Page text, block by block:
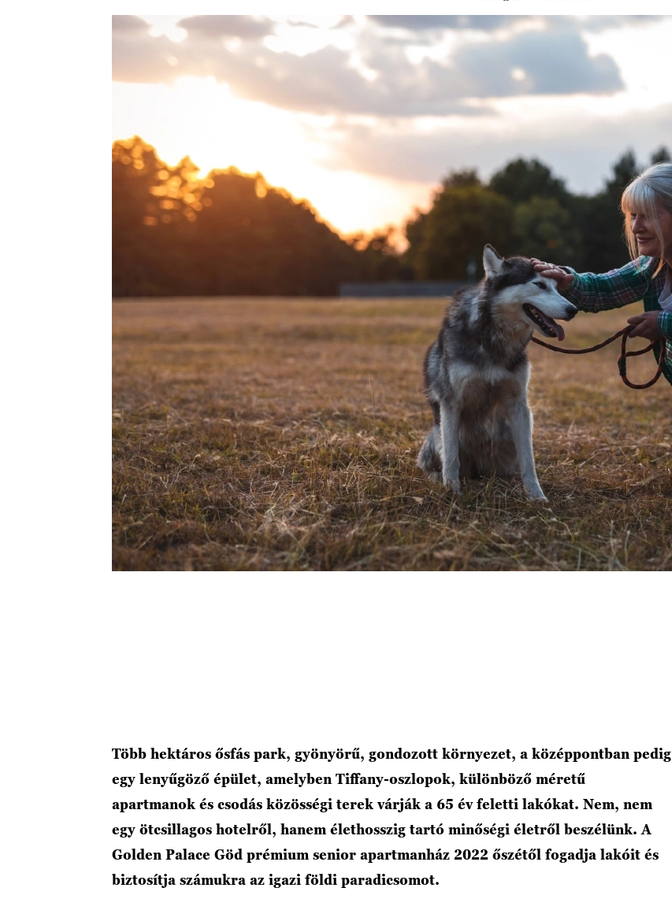
Több hektáros ősfás park, gyönyörű, gondozott környezet, a középpontban pedig
egy lenyűgöző épület, amelyben Tiffany-oszlopok, különböző méretű
apartmanok és csodás közösségi terek várják a 65 év feletti lakókat. Nem, nem
egy ötcsillagos hotelről, hanem élethosszig tartó minőségi életről beszélünk. A
Golden Palace Göd prémium senior apartmanház 2022 őszétől fogadja lakóit és
biztosítja számukra az igazi földi paradicsomot.